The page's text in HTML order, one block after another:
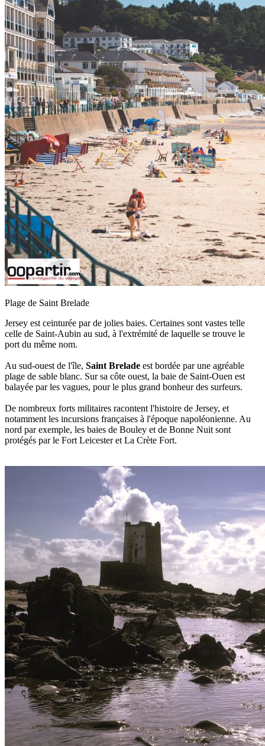
Plage de Saint Brelade
Jersey est ceinturée par de jolies baies. Certaines sont vastes telle
celle de Saint-Aubin au sud, à l'extrémité de laquelle se trouve le
port du même nom.
Au sud-ouest de l'île, Saint Brelade est bordée par une agréable
plage de sable blanc. Sur sa côte ouest, la baie de Saint-Ouen est
balayée par les vagues, pour le plus grand bonheur des surfeurs.
De nombreux forts militaires racontent l'histoire de Jersey, et
notamment les incursions françaises à l'époque napoléonienne. Au
nord par exemple, les baies de Bouley et de Bonne Nuit sont
protégés par le Fort Leicester et La Crète Fort.